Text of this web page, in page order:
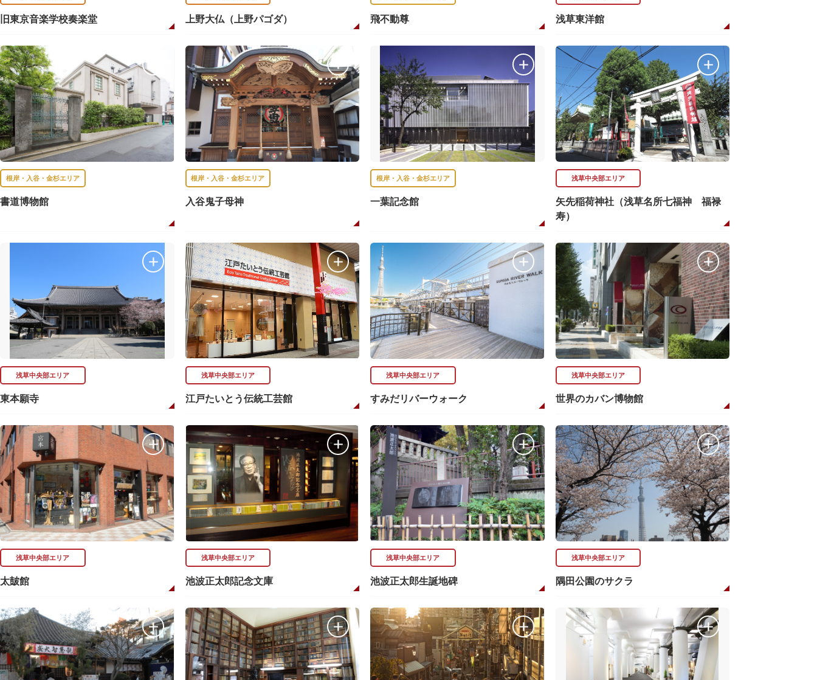
旧東京音楽学校奏楽堂 上野大仏（上野パゴダ） 飛不動尊 浅草東洋館
根岸・入谷・金杉エリア
書道博物館
根岸・入谷・金杉エリア
入谷鬼子母神
根岸・入谷・金杉エリア
一葉記念館
浅草中央部エリア
矢先稲荷神社（浅草名所七福神 福禄
寿）
浅草中央部エリア
東本願寺
浅草中央部エリア
江戸たいとう伝統工芸館
浅草中央部エリア
すみだリバーウォーク
浅草中央部エリア
世界のカバン博物館
浅草中央部エリア
太皷館
浅草中央部エリア
池波正太郎記念文庫
浅草中央部エリア
池波正太郎生誕地碑
浅草中央部エリア
隅田公園のサクラ